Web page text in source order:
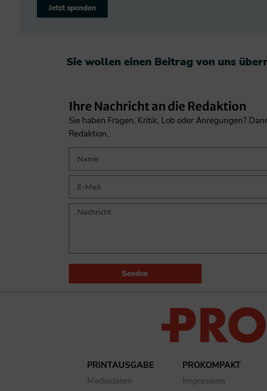
Jetzt spenden
Sie wollen einen Beitrag von uns
Ihre Nachricht an die Redaktion
Sie haben Fragen, Kritik, Lob oder Anregungen?
Redaktion.
Senden
PRINTAUSGABE
Mediadaten
PROKOMPAKT
Impressum